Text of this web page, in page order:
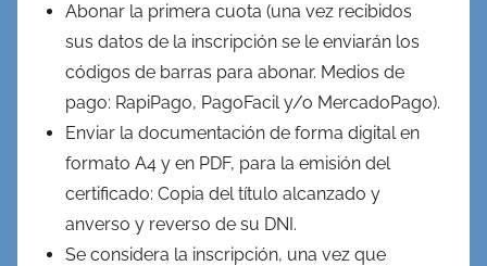
Abonar la primera cuota (una vez recibidos
sus datos de la inscripción se le enviarán los
códigos de barras para abonar. Medios de
pago: RapiPago, PagoFacil y/o MercadoPago).
Enviar la documentación de forma digital en
formato A4 y en PDF, para la emisión del
certificado: Copia del título alcanzado y
anverso y reverso de su DNI.
Se considera la inscripción, una vez que